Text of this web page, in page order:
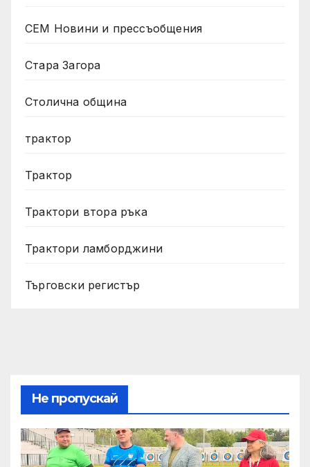
СЕМ Новини и прессъобщения
Стара Загора
Столична община
трактор
Трактор
Трактори втора ръка
Трактори ламборджини
Търговски регистър
Не пропускай